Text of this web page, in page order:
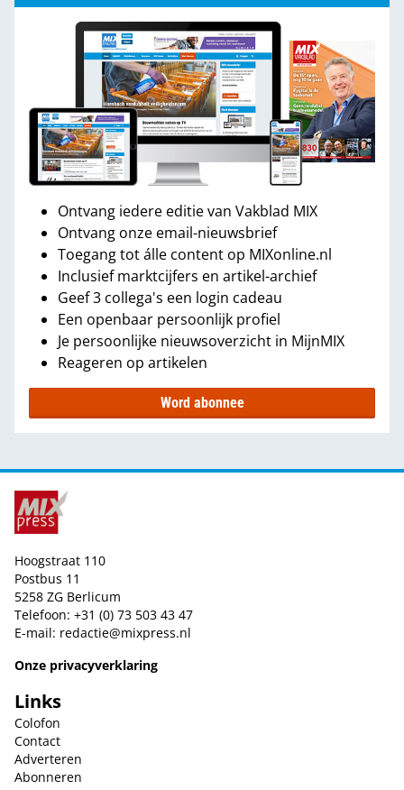
Ontvang iedere editie van Vakblad MIX
Ontvang onze email-nieuwsbrief
Toegang tot álle content op MIXonline.nl
Inclusief marktcijfers en artikel-archief
Geef 3 collega's een login cadeau
Een openbaar persoonlijk profiel
Je persoonlijke nieuwsoverzicht in MijnMIX
Reageren op artikelen
Word abonnee
Hoogstraat 110
Postbus 11
5258 ZG Berlicum
Telefoon: +31 (0) 73 503 43 47
E-mail: redactie@mixpress.nl
Onze privacyverklaring
Links
Colofon
Contact
Adverteren
Abonneren